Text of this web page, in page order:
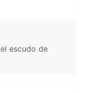
escudo de